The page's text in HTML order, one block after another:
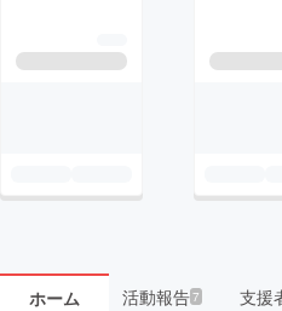
ホーム 活動報告7 支援